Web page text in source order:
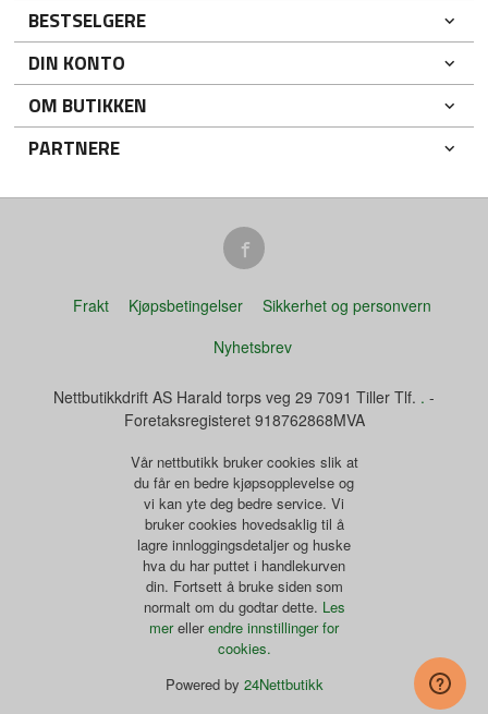
BESTSELGERE
DIN KONTO
OM BUTIKKEN
PARTNERE
Frakt Kjøpsbetingelser
Sikkerhet og personvern
Nyhetsbrev
Nettbutikkdrift AS Harald torps veg 29 7091 Tiller Tlf. . -
Foretaksregisteret 918762868MVA
Vår nettbutikk bruker cookies slik at
du får en bedre kjøpsopplevelse og
vi kan yte deg bedre service. Vi
bruker cookies hovedsaklig til å
lagre innloggingsdetaljer og huske
hva du har puttet i handlekurven
din. Fortsett å bruke siden som
normalt om du godtar dette. Les
merellerendre innstillinger for
cookies.
Powered by 24Nettbutikk